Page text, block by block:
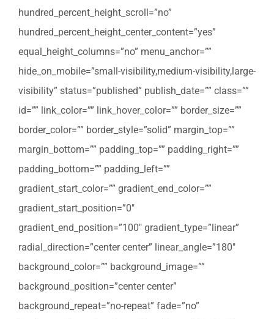
hundred_percent_height_scroll=”no”
hundred_percent_height_center_content=”yes”
equal_height_columns=”no” menu_anchor=””
hide_on_mobile=”small-visibility,medium-visibility,large-
visibility” status=”published” publish_date=”” class=””
id=”” link_color=”” link_hover_color=”” border_size=””
border_color=”” border_style=”solid” margin_top=””
margin_bottom=”” padding_top=”” padding_right=””
padding_bottom=”” padding_left=””
gradient_start_color=”” gradient_end_color=””
gradient_start_position=”0″
gradient_end_position=”100″ gradient_type=”linear”
radial_direction=”center center” linear_angle=”180″
background_color=”” background_image=””
background_position=”center center”
background_repeat=”no-repeat” fade=”no”